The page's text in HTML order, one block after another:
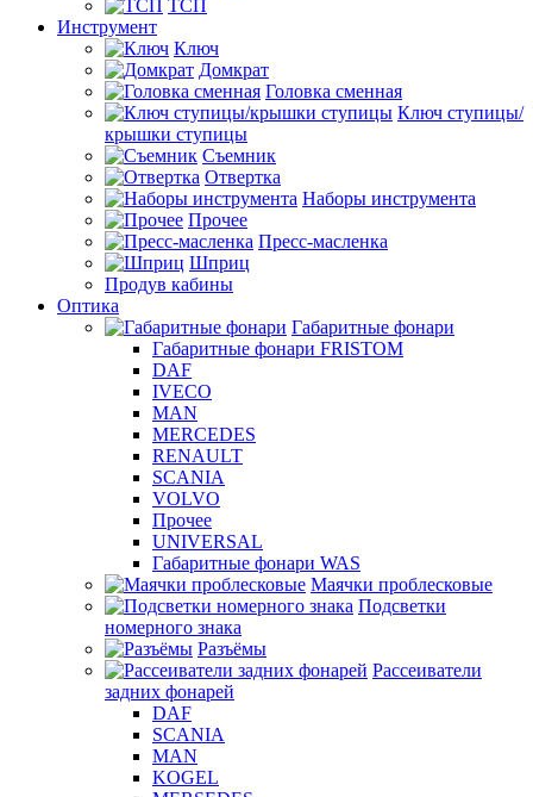
ТСП
Инструмент
Ключ
Домкрат
Головка сменная
Ключ ступицы/
крышки ступицы
Съемник
Отвертка
Наборы инструмента
Прочее
Пресс-масленка
Шприц
Продув кабины
Оптика
Габаритные фонари
Габаритные фонари FRISTOM
DAF
IVECO
MAN
MERCEDES
RENAULT
SCANIA
VOLVO
Прочее
UNIVERSAL
Габаритные фонари WAS
Маячки проблесковые
Подсветки
номерного знака
Разъёмы
Рассеиватели
задних фонарей
DAF
SCANIA
MAN
KOGEL